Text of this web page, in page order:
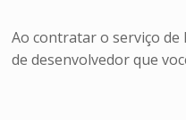
Ao contratar o serviço de
de desenvolvedor que